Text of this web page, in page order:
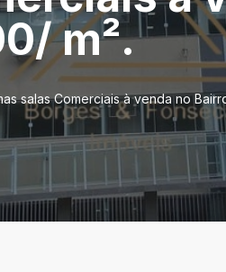
m².
salas Comerciais à venda no